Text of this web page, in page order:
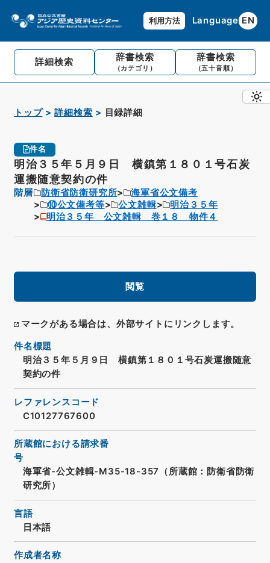
利用方法 Language EN
詳細検索 辞書検索
（カテゴリ）
辞書検索
（五十音順）
トップ 詳細検索 目録詳細
件名
明治３５年５月９日 横鎮第１８０１号石炭
運搬随意契約の件
階層 防衛省防衛研究所
海軍省公文備考
⑩公文備考等
公文雑輯
明治３５年
明治３５年 公文雑輯 巻１８ 物件４
閲覧
マークがある場合は、外部サイトにリンクします。
件名標題
明治３５年５月９日 横鎮第１８０１号石炭運搬随意
契約の件
レファレンスコード
C10127767600
所蔵館における請求番
号
海軍省-公文雑輯-M35-18-357（所蔵館：防衛省防衛
研究所）
言語
日本語
作成者名称